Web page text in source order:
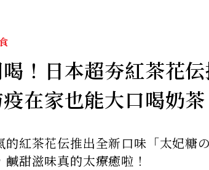
！日本超夯紅茶花
在家也能大口喝奶茶
的紅茶花伝推出全新口味「太妃糖
鹹甜滋味真的太療癒啦！